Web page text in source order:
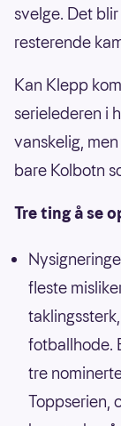
svelge. Det
resterende
Kan Klepp
serielederen i
vanskelig,
bare Kolbotn
Tre ting å se
fleste
fotballhode.
tre
Toppserien,